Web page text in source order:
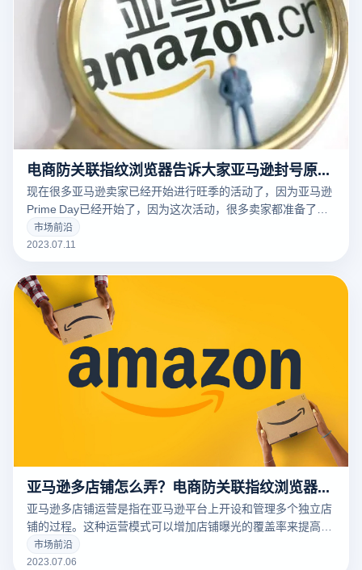
电商防关联指纹浏览器告诉大家亚马逊封号原因有哪些
现在很多亚马逊卖家已经开始进行旺季的活动了，因为亚马逊
Prime Day已经开始了，因为这次活动，很多卖家都准备了很
多账号来支撑，但是却遭到了封号，那今天电商防关联指纹浏
览器来跟大家说说具体原因与如何解决。
市场前沿
2023.07.11
亚马逊多店铺怎么弄？电商防关联指纹浏览器告诉你
亚马逊多店铺运营是指在亚马逊平台上开设和管理多个独立店
铺的过程。这种运营模式可以增加店铺曝光的覆盖率来提高销
量，但同时也存在隐患，需要了解亚马逊的规定，避免违反了
而收到了封号的一点惩罚。那今天云登电商防关联指纹浏览器
市场前沿
2023.07.06